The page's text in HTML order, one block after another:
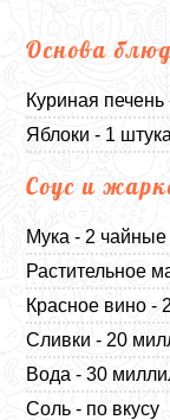
Основа
Куриная
Яблоки - 1 штука
Соус и
Мука - 2 чайные
Растительное
Красное вино -
Сливки - 20
Вода - 30
Соль - по вкусу